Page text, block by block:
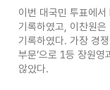
이번 대국민 투표에
기록하였고, 이찬원
기록하였다. 가장 경
부문’으로 1등 장원
않았다.